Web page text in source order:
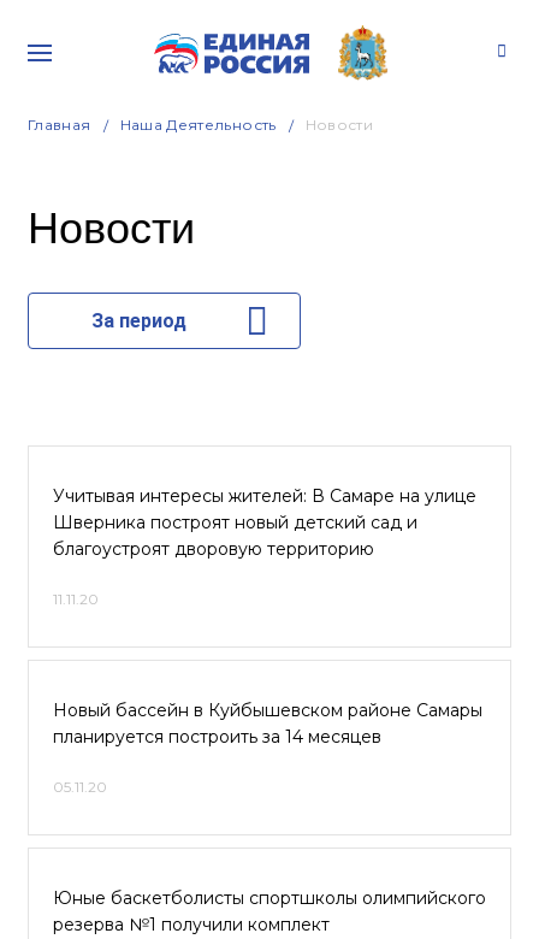
Главная Наша Деятельность Новости
Новости
За период
Учитывая интересы жителей: В Самаре на улице
Шверника построят новый детский сад и
благоустроят дворовую территорию
11.11.20
Новый бассейн в Куйбышевском районе Самары
планируется построить за 14 месяцев
05.11.20
Юные баскетболисты спортшколы олимпийского
резерва №1 получили комплект